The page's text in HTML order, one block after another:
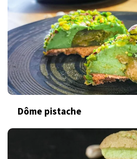
Dôme pistache